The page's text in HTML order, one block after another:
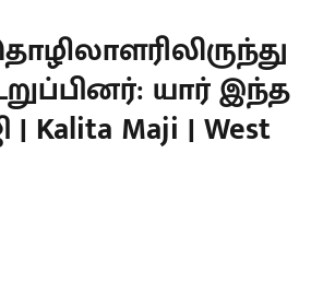
யார் இந்த
Kalita Maji | West